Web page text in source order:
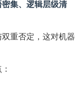
集、逻辑层级清
重否定，这对机器